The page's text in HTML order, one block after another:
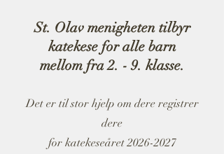
St. Olav menigheten​ ​tilbyr​
​katekese for alle barn
mellom fra​ ​2.​ ​- ​9.​ ​klasse.
Det er til stor hjelp om dere registrer
dere
for katekeseåret 2026-2027